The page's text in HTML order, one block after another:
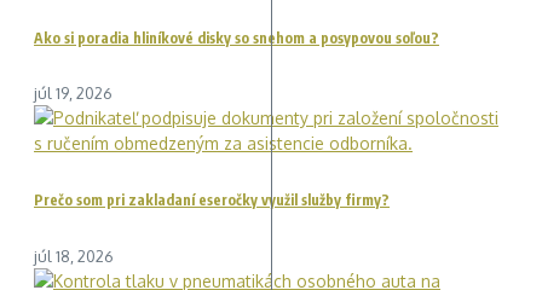
Ako si poradia hliníkové disky so snehom a posypovou soľou?
júl 19, 2026
Prečo som pri zakladaní eseročky využil služby firmy?
júl 18, 2026